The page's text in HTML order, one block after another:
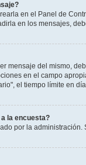
en el Panel de
en los mensajes,
mensaje del mismo,
en el campo
el tiempo límite en
la encuesta?
por la